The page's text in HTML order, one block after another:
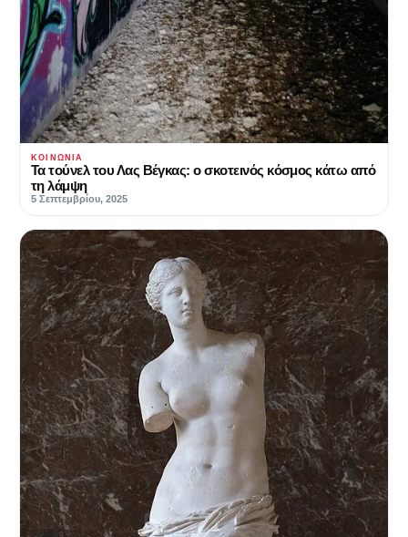
ΚΟΙΝΩΝΊΑ
Τα τούνελ του Λας Βέγκας: ο σκοτεινός κόσμος κάτω από
τη λάμψη
5 Σεπτεμβρίου, 2025